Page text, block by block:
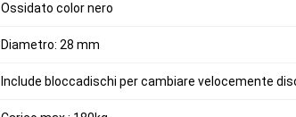
Ossidato color nero
Diametro: 28 mm
Include bloccadischi per cambiare velocemente